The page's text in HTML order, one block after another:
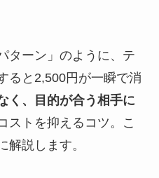
ターン」のように、テ
ると2,500円が一瞬で消
く、目的が合う相手に
ストを抑えるコツ。こ
解説します。